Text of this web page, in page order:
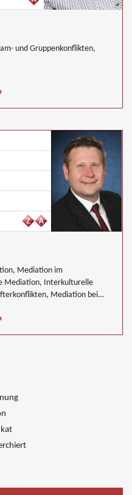
und Gruppenkonflikten,
Mediation im
Mediation, Interkulturelle
Mediation bei
von